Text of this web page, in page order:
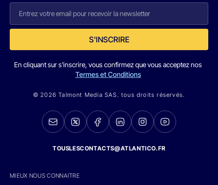
S'INSCRIRE
En cliquant sur s'inscrire, vous confirmez que vous acceptez nos
Termes et Conditions
© 2026 Talmont Media SAS. tous droits réservés.
TOUSLESCONTACTS@ATLANTICO.FR
MIEUX NOUS CONNAITRE